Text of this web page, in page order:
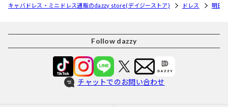
キャバドレス・ミニドレス通販のdazzy store(デイジーストア) ドレス 明日
Follow dazzy
チャットでのお問い合わせ